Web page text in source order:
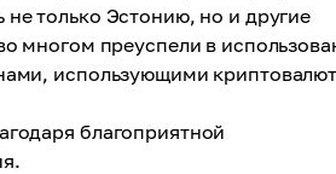
только Эстонию, но и другие
многом преуспели в
использующими
благоприятной